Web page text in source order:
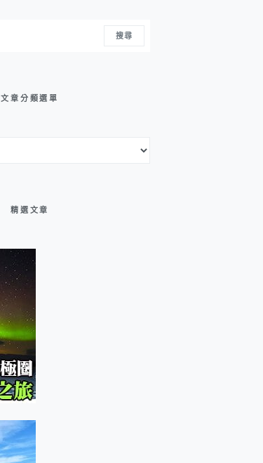
搜尋
文章分類選單
精選文章